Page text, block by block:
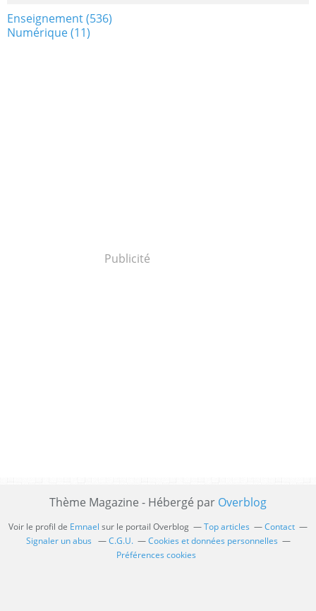
Enseignement(536)
Numérique(11)
Publicité
Thème Magazine - Hébergé par Overblog
Voir le profil de Emnael sur le portail Overblog Top articles
Contact
Signaler un abus
C.G.U.
Cookies et données personnelles
Préférences cookies